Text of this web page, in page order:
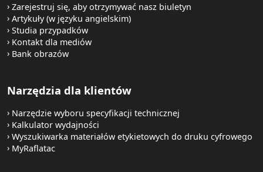
Zarejestruj się, aby otrzymywać nasz biuletyn
Artykuły (w języku angielskim)
Studia przypadków
Kontakt dla mediów
Bank obrazów
Narzędzia dla klientów
Narzędzie wyboru specyfikacji technicznej
Kalkulator wydajności
Wyszukiwarka materiałów etykietowych do druku cyfrowego
MyRaflatac